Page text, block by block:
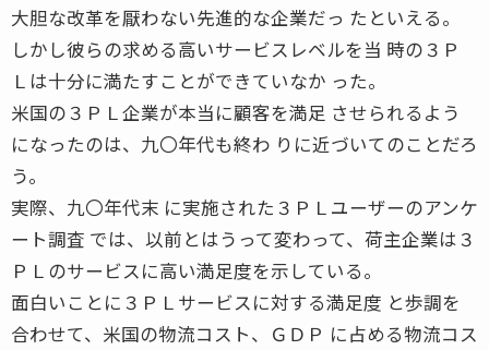
大胆な改革を厭わない先進的な企業だっ たといえる。
しかし彼らの求める高いサービスレベルを当 時の３Ｐ
Ｌは十分に満たすことができていなか った。
米国の３ＰＬ企業が本当に顧客を満足 させられるよう
になったのは、九〇年代も終わ りに近づいてのことだろ
う。
実際、九〇年代末 に実施された３ＰＬユーザーのアンケ
ート調査 では、以前とはうって変わって、荷主企業は３
ＰＬのサービスに高い満足度を示している。
面白いことに３ＰＬサービスに対する満足度 と歩調を
合わせて、米国の物流コスト、ＧＤＰ に占める物流コス